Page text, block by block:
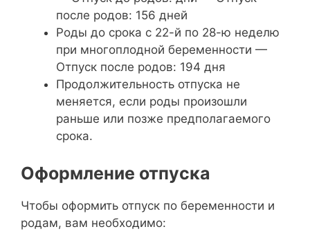
после родов: 156 дней
Роды до срока с 22-й по 28-ю неделю
при многоплодной беременности —
Отпуск после родов: 194 дня
Продолжительность отпуска не
меняется, если роды произошли
раньше или позже предполагаемого
срока.
Оформление отпуска
Чтобы оформить отпуск по беременности и
родам, вам необходимо: